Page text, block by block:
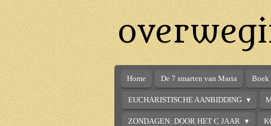
Home De 7 smarten van Maria Boek
EUCHARISTISCHE AANBIDDING
ZONDAGEN: DOOR HET C JAAR